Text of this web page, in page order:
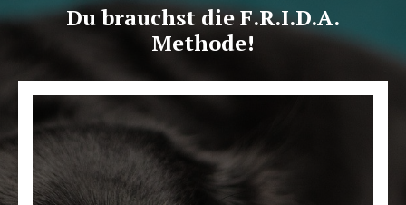
Du brauchst die F.R.I.D.A.
Methode!